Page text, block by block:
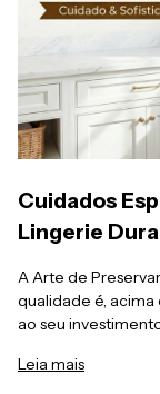
Especial: Para
de R$ 399 em
perfumada
e invista na sua
Cuidados
Lingerie
A Arte de
qualidade é,
ao seu
um ritual simples, porém
Leia mais